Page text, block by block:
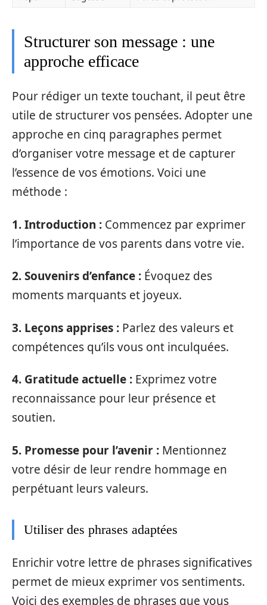
Structurer son message : une
approche efficace
Pour rédiger un texte touchant, il peut être
utile de structurer vos pensées. Adopter une
approche en cinq paragraphes permet
d’organiser votre message et de capturer
l’essence de vos émotions. Voici une
méthode :
1. Introduction : Commencez par exprimer
l’importance de vos parents dans votre vie.
2. Souvenirs d’enfance : Évoquez des
moments marquants et joyeux.
3. Leçons apprises : Parlez des valeurs et
compétences qu’ils vous ont inculquées.
4. Gratitude actuelle : Exprimez votre
reconnaissance pour leur présence et
soutien.
5. Promesse pour l’avenir : Mentionnez
votre désir de leur rendre hommage en
perpétuant leurs valeurs.
Utiliser des phrases adaptées
Enrichir votre lettre de phrases significatives
permet de mieux exprimer vos sentiments.
Voici des exemples de phrases que vous